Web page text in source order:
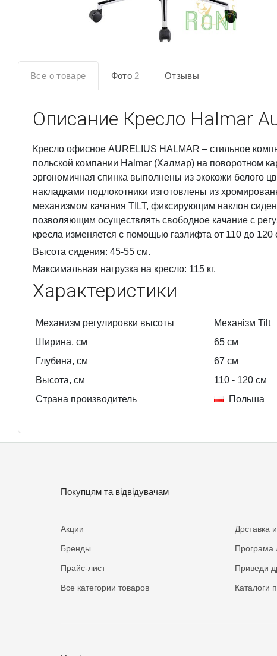
Все о товаре Фото 2 Отзывы
Описание Кресло Halmar
Кресло офисное AURELIUS HALMAR – стильное
польской компании Halmar (Халмар) на поворотном
эргономичная спинка выполнены из экокожи белого
накладками подлокотники изготовлены из
механизмом качания TILT, фиксирующим наклон
позволяющим осуществлять свободное качание с
кресла изменяется с помощью газлифта от 110 до 120
Высота сидения: 45-55 см.
Максимальная нагрузка на кресло: 115 кг.
Характеристики
Механизм регулировки высоты
Механізм Tilt
Ширина, см
65 см
Глубина, см
67 см
Высота, см
110- 120 см
Страна производитель
Польша
Покупцям та відвідувачам
Акции
Бренды
Прайс-лист
Все категории товаров
Доставка
Програма
Приведи
Каталоги